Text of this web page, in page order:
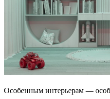
Особенным интерьерам —